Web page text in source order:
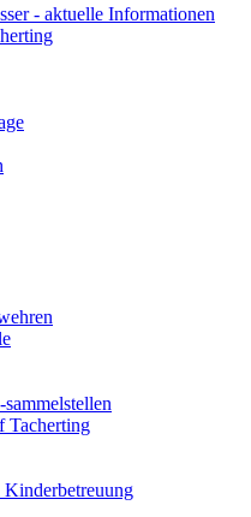
- aktuelle Informationen
Tacherting